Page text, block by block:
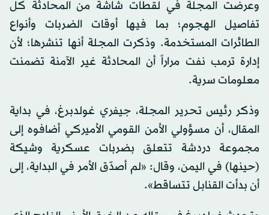
وعرضت المجلة في لقطات شاشة من المحادثة كل
تفاصيل الهجوم؛ بما فيها أوقات الضربات وأنواع
الطائرات المستخدمة. وذكرت المجلة أنها تنشرها؛ لأن
إدارة ترمب نفت مراراً أن المحادثة غير الآمنة تضمنت
معلومات سرية.
وذكر رئيس تحرير المجلة، جيفري غولدبرغ، في بداية
المقال، أن مسؤولي الأمن القومي الأميركي أضافوه إلى
مجموعة دردشة تتعلق بضربات عسكرية وشيكة
(حينها) في اليمن، وقال: «لم أصدّق الأمر في البداية، إلى
أن بدأت القنابل تتساقط».